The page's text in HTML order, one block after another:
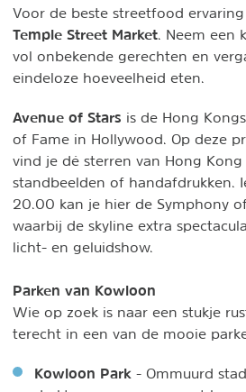
Voor de beste streetfood
Temple Street Market. Neem een
vol onbekende gerechten en
eindeloze hoeveelheid eten.
Avenue of Stars is de Hong
of Fame in Hollywood. Op deze
vind je dé sterren van Hong
standbeelden of handafdrukken.
20.00 kan je hier de Symphony
waarbij de skyline extra
licht- en geluidshow.
Parken van Kowloon
Wie op zoek is naar een stukje
terecht in een van de mooie
Kowloon Park - Ommuurd